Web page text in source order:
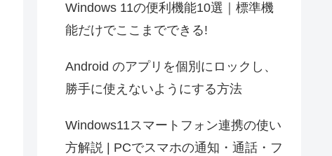
Windows 11の便利機能10選｜標準機
能だけでここまでできる!
Android のアプリを個別にロックし、
勝手に使えないようにする方法
Windows11スマートフォン連携の使い
方解説 | PCでスマホの通知・通話・フ